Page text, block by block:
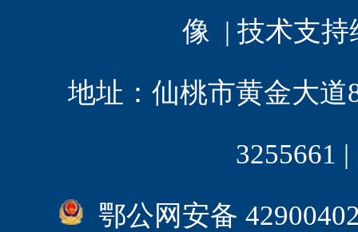
像 | 技术支持
地址：仙桃市黄金大道
3255661
鄂公网安备